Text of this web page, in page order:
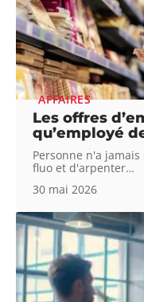
AFFAIRES
Les offres
qu’employé
Personne n'a
fluo et d'arpenter…
30 mai 2026